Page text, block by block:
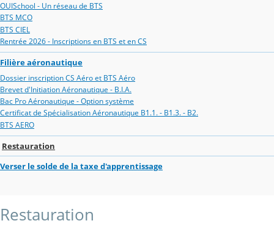
OUISchool - Un réseau de BTS
BTS MCO
BTS CIEL
Rentrée 2026 - Inscriptions en BTS et en CS
Filière aéronautique
Dossier inscription CS Aéro et BTS Aéro
Brevet d'Initiation Aéronautique - B.I.A.
Bac Pro Aéronautique - Option système
Certificat de Spécialisation Aéronautique B1.1. - B1.3. - B2.
BTS AERO
Restauration
Verser le solde de la taxe d'apprentissage
Restauration